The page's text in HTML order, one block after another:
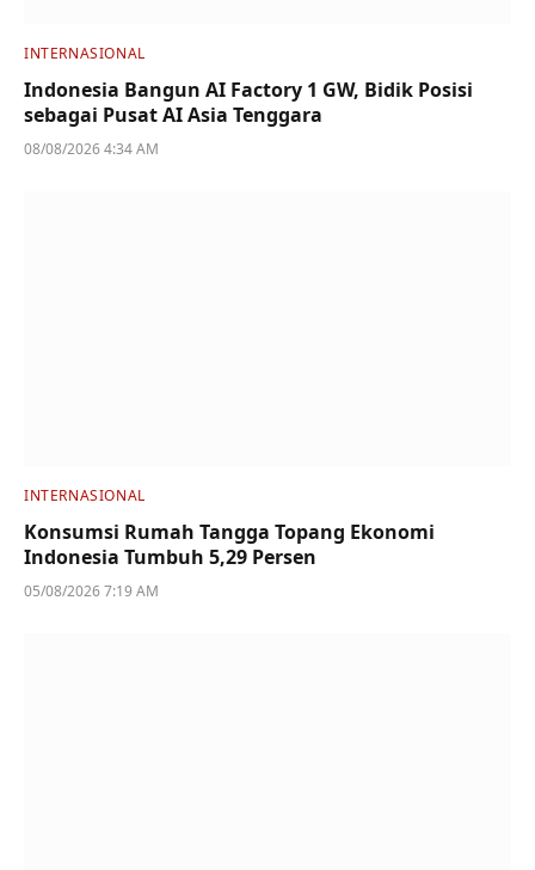
INTERNASIONAL
Indonesia Bangun AI Factory 1 GW, Bidik Posisi
sebagai Pusat AI Asia Tenggara
08/08/2026 4:34 AM
INTERNASIONAL
Konsumsi Rumah Tangga Topang Ekonomi
Indonesia Tumbuh 5,29 Persen
05/08/2026 7:19 AM